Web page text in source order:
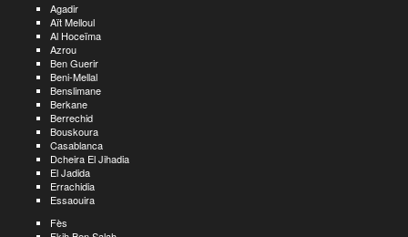
Agadir
Aït Melloul
Al Hoceïma
Azrou
Ben Guerir
Beni-Mellal
Benslimane
Berkane
Berrechid
Bouskoura
Casablanca
Dcheira El Jihadia
El Jadida
Errachidia
Essaouira
Fès